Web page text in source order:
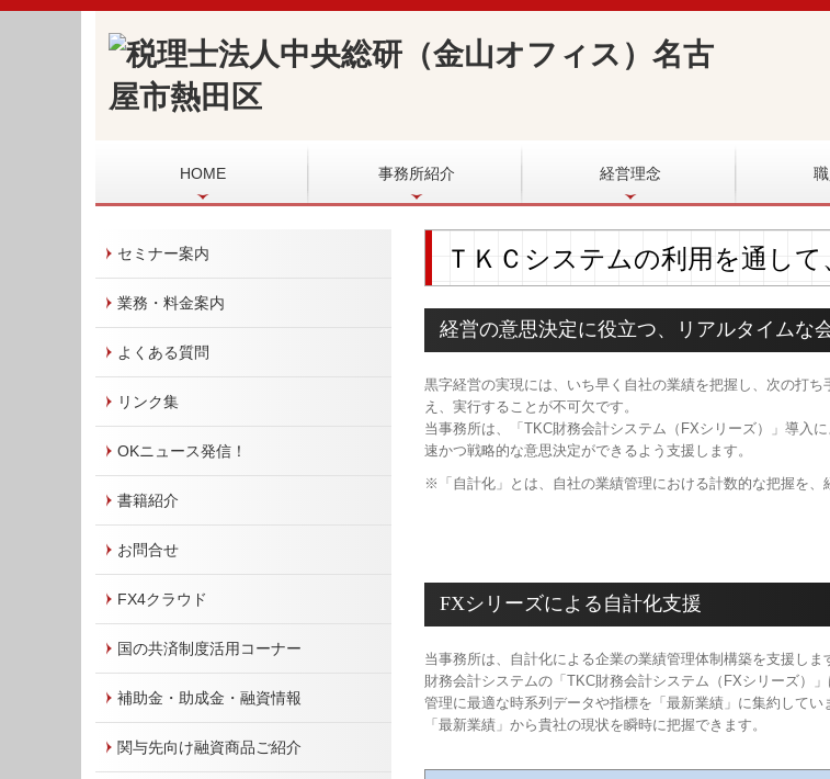
HOME 事務所紹介 経営理念
セミナー案内
業務・料金案内
よくある質問
リンク集
OKニュース発信！
書籍紹介
お問合せ
FX4クラウド
国の共済制度活用コーナー
補助金・助成金・融資情報
関与先向け融資商品ご紹介
ＴＫＣシステムの利用を通し
経営の意思決定に役立つ、リアルタイムな
黒字経営の実現には、いち早く自社の業績を把握し、次の打ち
え、実行することが不可欠です。
当事務所は、「TKC財務会計システム（FXシリーズ）」導入
速かつ戦略的な意思決定ができるよう支援します。
※「自計化」とは、自社の業績管理における計数的な把握を、
FXシリーズによる自計化支援
当事務所は、自計化による企業の業績管理体制構築を支援しま
財務会計システムの「TKC財務会計システム（FXシリーズ）
管理に最適な時系列データや指標を「最新業績」に集約してい
「最新業績」から貴社の現状を瞬時に把握できます。